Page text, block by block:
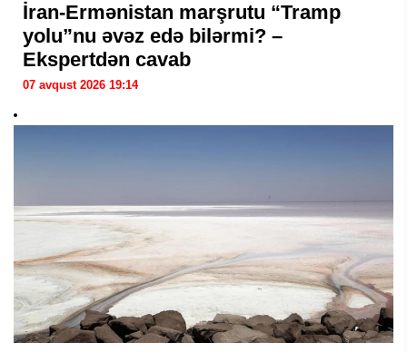
İran-Ermənistan marşrutu “Tramp
yolu”nu əvəz edə bilərmi? –
Ekspertdən cavab
07 avqust 2026 19:14